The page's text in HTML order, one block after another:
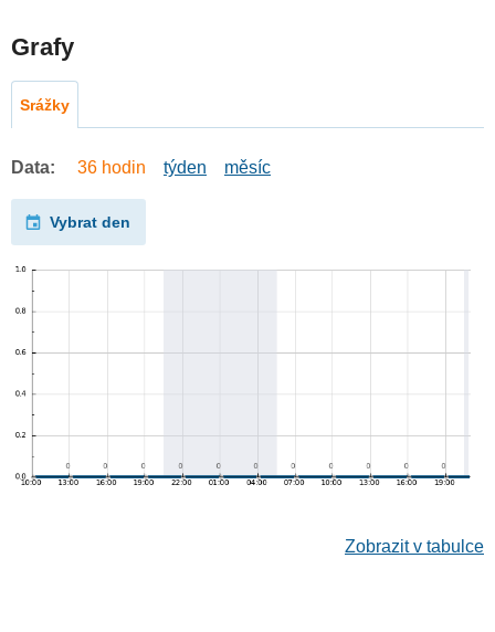
Grafy
Srážky
Data: 36 hodin týden měsíc
Vybrat den
Zobrazit v tabulce